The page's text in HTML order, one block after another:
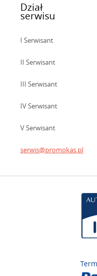
Dział
serwisu
I Serwisant
II Serwisant
III Serwisant
IV Serwisant
V Serwisant
serwis@promokas.pl